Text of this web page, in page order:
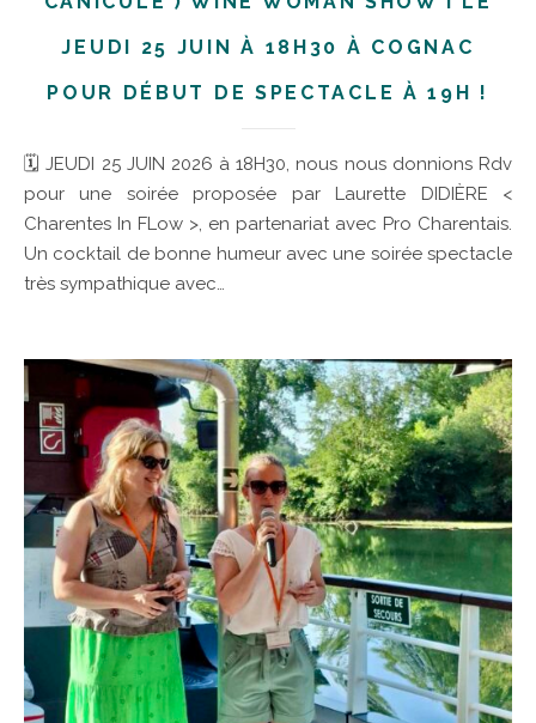
JEUDI 25 JUIN À 18H30 À COGNAC
POUR DÉBUT DE SPECTACLE À 19H !
🗓 JEUDI 25 JUIN 2026 à 18H30, nous nous donnions Rdv
pour une soirée proposée par Laurette DIDIÈRE <
Charentes In FLow >, en partenariat avec Pro Charentais.
Un cocktail de bonne humeur avec une soirée spectacle
très sympathique avec…